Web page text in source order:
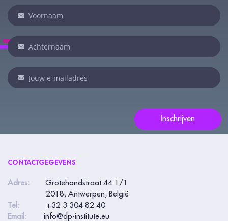
Newsletter
Inschrijven
I
n
d
e
n
e
s
CONTACTGEGEVENS
Adres:
Grotehondstraat 44 1/1
2018, Antwerpen, België
Tel:
+32 3 304 82 40
Email:
info@dp-institute.eu